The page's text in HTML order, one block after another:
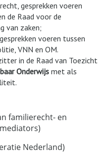
gesprekken voeren
de Raad voor de
van zaken;
voeren tussen
VNN en OM.
in de Raad van Toezicht
Onderwijs met als
familierecht- en
Nederland)